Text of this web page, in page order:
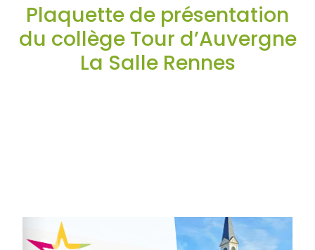
Plaquette de présentation
du collège Tour d’Auvergne
La Salle Rennes